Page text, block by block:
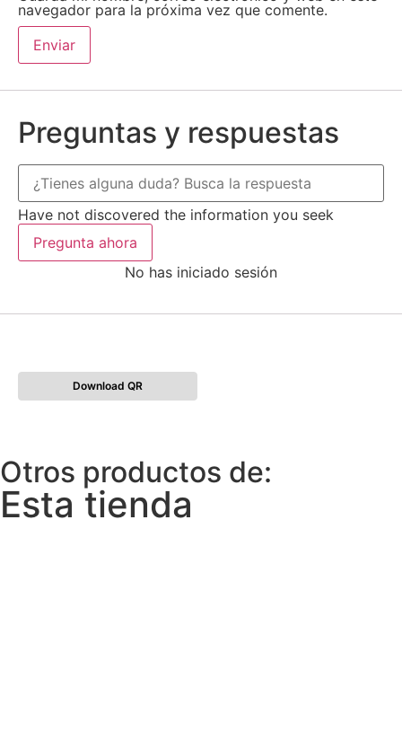
navegador para la próxima vez que comente.
Preguntas y respuestas
Have not discovered the information you seek
Pregunta ahora
No has iniciado sesión
Download QR
Otros productos de:
Esta tienda